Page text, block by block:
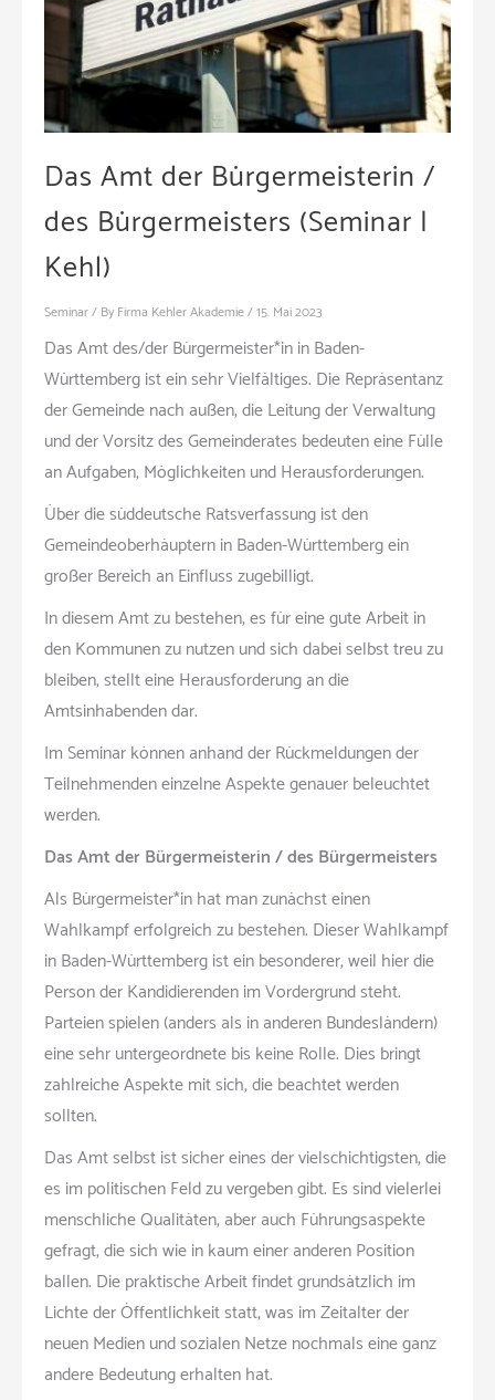
Das Amt der Bürgermeisterin /
des Bürgermeisters (Seminar |
Kehl)
Seminar/ By Firma Kehler Akademie/15. Mai 2023
Das Amt des/der Bürgermeister*in in Baden-
Württemberg ist ein sehr Vielfältiges. Die Repräsentanz
der Gemeinde nach außen, die Leitung der Verwaltung
und der Vorsitz des Gemeinderates bedeuten eine Fülle
an Aufgaben, Möglichkeiten und Herausforderungen.
Über die süddeutsche Ratsverfassung ist den
Gemeindeoberhäuptern in Baden-Württemberg ein
großer Bereich an Einfluss zugebilligt.
In diesem Amt zu bestehen, es für eine gute Arbeit in
den Kommunen zu nutzen und sich dabei selbst treu zu
bleiben, stellt eine Herausforderung an die
Amtsinhabenden dar.
Im Seminar können anhand der Rückmeldungen der
Teilnehmenden einzelne Aspekte genauer beleuchtet
werden.
Das Amt der Bürgermeisterin / des Bürgermeisters
Als Bürgermeister*in hat man zunächst einen
Wahlkampf erfolgreich zu bestehen. Dieser Wahlkampf
in Baden-Württemberg ist ein besonderer, weil hier die
Person der Kandidierenden im Vordergrund steht.
Parteien spielen (anders als in anderen Bundesländern)
eine sehr untergeordnete bis keine Rolle. Dies bringt
zahlreiche Aspekte mit sich, die beachtet werden
sollten.
Das Amt selbst ist sicher eines der vielschichtigsten, die
es im politischen Feld zu vergeben gibt. Es sind vielerlei
menschliche Qualitäten, aber auch Führungsaspekte
gefragt, die sich wie in kaum einer anderen Position
ballen. Die praktische Arbeit findet grundsätzlich im
Lichte der Öffentlichkeit statt, was im Zeitalter der
neuen Medien und sozialen Netze nochmals eine ganz
andere Bedeutung erhalten hat.